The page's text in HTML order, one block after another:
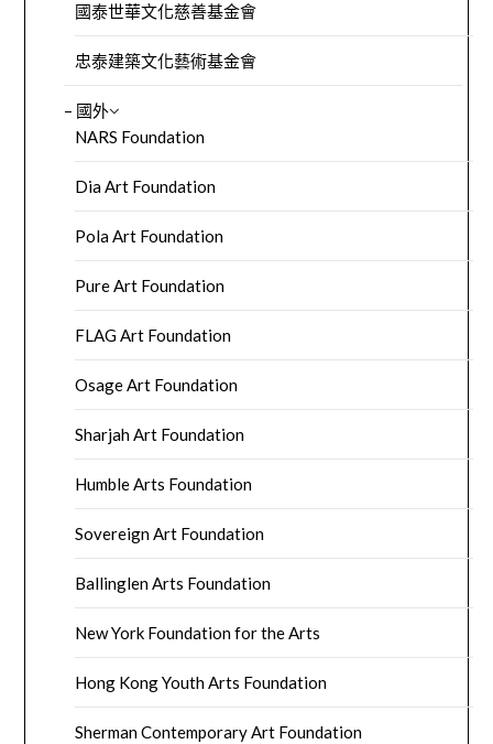
國泰世華文化慈善基金會
忠泰建築文化藝術基金會
– 國外
NARS Foundation
Dia Art Foundation
Pola Art Foundation
Pure Art Foundation
FLAG Art Foundation
Osage Art Foundation
Sharjah Art Foundation
Humble Arts Foundation
Sovereign Art Foundation
Ballinglen Arts Foundation
New York Foundation for the Arts
Hong Kong Youth Arts Foundation
Sherman Contemporary Art Foundation